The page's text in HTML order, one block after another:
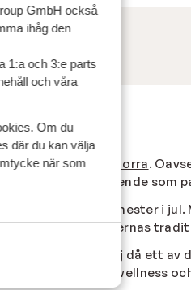
GmbH också
ihåg den
1:a och 3:e parts
och våra
Om du
där du kan välja
när som
,Schweizsamt Andorra.
och ett boende som
en härlig skidsemester i jul.
och uppleva Alpernas
städning? Välj då ett av
på ett hotell med wellness